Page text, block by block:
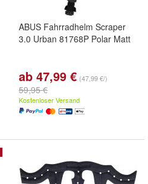
ABUS Fahrradhelm Scraper
3.0 Urban 81768P Polar Matt
ab 47,99 € (47,99 €/)
59,95 €
Kostenloser Versand